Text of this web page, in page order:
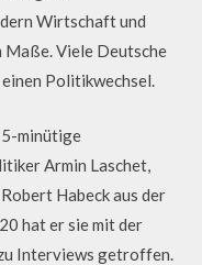
Wirtschaft und
Maße. Viele Deutsche
Politikwechsel.
minütige
Armin Laschet,
Habeck aus der
hat er sie mit der
Interviews getroffen.